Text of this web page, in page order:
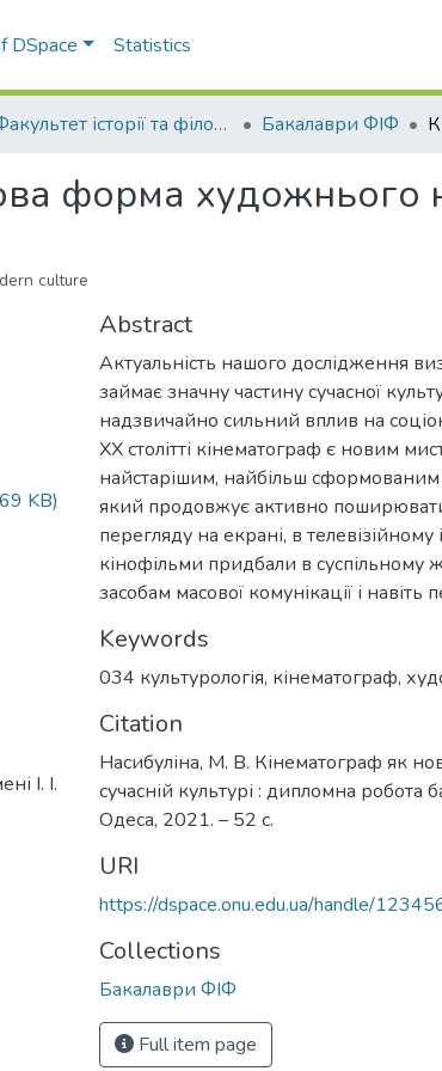
DSpace Statistics
Факультет історії та філософії Бакалаври ФІФ
форма художнього
culture
KB)
І. І.
Abstract
Актуальність нашого дослідження
займає значну частину сучасної
надзвичайно сильний вплив на
XX столітті кінематограф є новим
найстарішим, найбільш
який продовжує активно
перегляду на екрані, в
кінофільми придбали в суспільному
засобам масової комунікації і навіть
Keywords
034 культурологія, кінематограф,
Citation
Насибуліна, М. В. Кінематограф як
сучасній культурі : дипломна робота
Одеса, 2021. – 52 с.
URI
https://dspace.onu.edu.ua/handle/
Collections
Бакалаври ФІФ
Full item page